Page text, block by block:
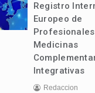
Registro
Europeo de
Medicinas
Integrativas
Redaccion